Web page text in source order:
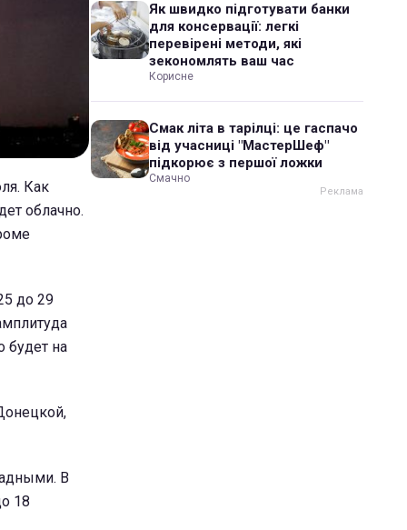
Как
облачно.
до 29
будет на
В
18
Як швидко підготувати банки
для консервації: легкі
перевірені методи, які
зекономлять ваш час
Корисне
Смак літа в тарілці: це гаспачо
від учасниці "МастерШеф"
підкорює з першої ложки
Смачно